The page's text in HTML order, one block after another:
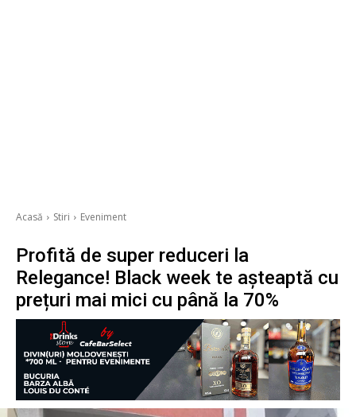
Acasă Stiri Eveniment
Profită de super reduceri la
Relegance! Black week te așteaptă cu
prețuri mai mici cu până la 70%